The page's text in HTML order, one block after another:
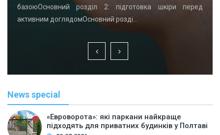
базоюОсновний розділ 2: підготовка шкіри перед
активним доглядомОсновний розді…
News special
«Евроворота»: які паркани найкраще
підходять для приватних будинків у Полтаві